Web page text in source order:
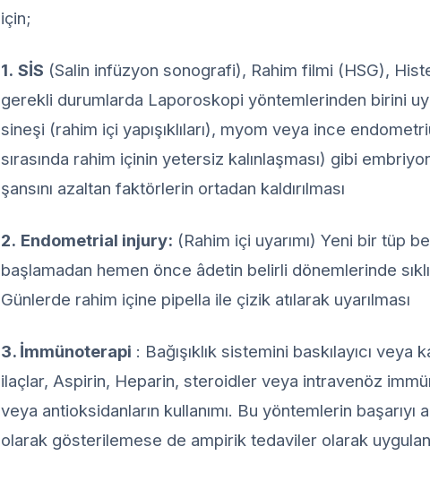
için;
1. SİS (Salin infüzyon sonografi), Rahim filmi (HSG),
gerekli durumlarda Laporoskopi yöntemlerinden birini
sineşi (rahim içi yapışıklıları), myom veya ince
sırasında rahim içinin yetersiz kalınlaşması) gibi
şansını azaltan faktörlerin ortadan kaldırılması
2. Endometrial injury: (Rahim içi uyarımı) Yeni bir tüp
başlamadan hemen önce âdetin belirli dönemlerinde
Günlerde rahim içine pipella ile çizik atılarak uyarılması
3. İmmünoterapi : Bağışıklık sistemini baskılayıcı veya
ilaçlar, Aspirin, Heparin, steroidler veya intravenöz
veya antioksidanların kullanımı. Bu yöntemlerin başarıyı
olarak gösterilemese de ampirik tedaviler olarak